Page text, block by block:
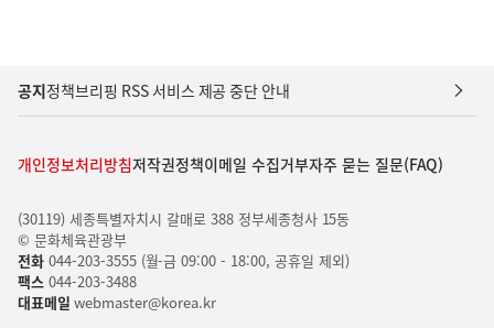
공지정책브리핑 RSS 서비스 제공 중단 안내
개인정보처리방침저작권정책이메일 수집거부자주 묻는 질문(FAQ)
(30119) 세종특별자치시 갈매로 388 정부세종청사 15동
© 문화체육관광부
전화044-203-3555 (월-금 09:00 - 18:00, 공휴일 제외)
팩스044-203-3488
대표메일 webmaster@korea.kr